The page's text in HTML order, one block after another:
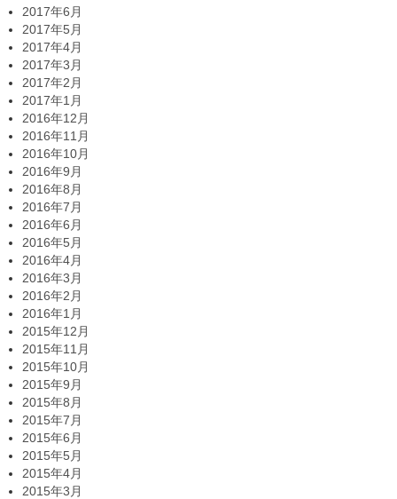
2017年6月
2017年5月
2017年4月
2017年3月
2017年2月
2017年1月
2016年12月
2016年11月
2016年10月
2016年9月
2016年8月
2016年7月
2016年6月
2016年5月
2016年4月
2016年3月
2016年2月
2016年1月
2015年12月
2015年11月
2015年10月
2015年9月
2015年8月
2015年7月
2015年6月
2015年5月
2015年4月
2015年3月